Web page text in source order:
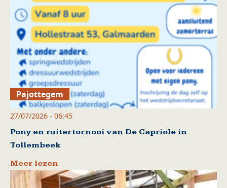
Pajottegem
27/07/2026 - 06:45
Pony en ruitertornooi van De Capriole in
Tollembeek
Meer lezen